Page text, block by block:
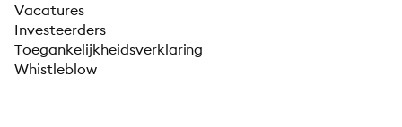
Vacatures
Investeerders
Toegankelijkheidsverklaring
Whistleblow